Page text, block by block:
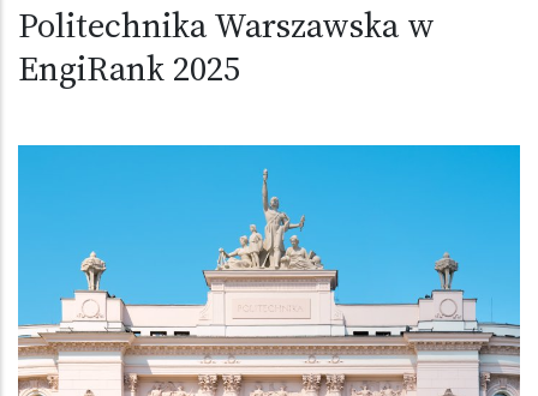
Politechnika Warszawska w
EngiRank 2025